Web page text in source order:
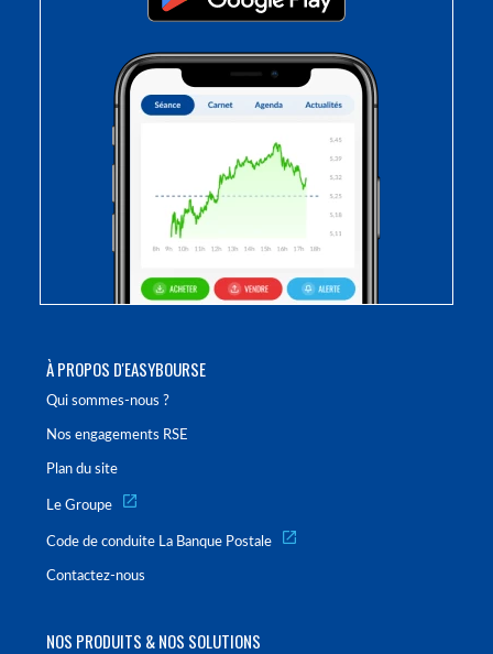
À PROPOS D'EASYBOURSE
Qui sommes-nous ?
Nos engagements RSE
Plan du site
Le Groupe
Code de conduite La Banque Postale
Contactez-nous
NOS PRODUITS & NOS SOLUTIONS